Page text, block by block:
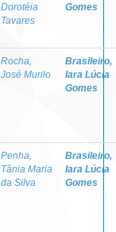
Dorotéia
Tavares
Gomes
Rocha,
José Murilo
Brasileiro,
Iara Lúcia
Gomes
Penha,
Tânia Maria
da Silva
Brasileiro,
Iara Lúcia
Gomes